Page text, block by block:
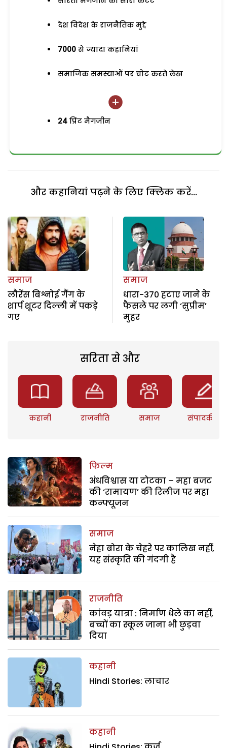
देश विदेश के राजनैतिक मुद्दे
7000 से ज्यादा कहानियां
समाजिक समस्याओं पर चोट करते लेख
24 प्रिंट मैगजीन
और कहानियां पढ़ने के लिए क्लिक करें...
समाज
लौरेंस बिश्नोई गैंग के
शार्प शूटर दिल्ली में पकड़े
गए
समाज
धारा-370 हटाए जाने के
फैसले पर लगी ‘सुप्रीम’
मुहर
सरिता से और
कहानी राजनीति समाज संपादकीय
फिल्म
अंधविश्वास या टोटका – महा बजट
की ‘रामायण’ की रिलीज पर महा
कन्फ्यूजन
समाज
नेहा बोरा के चेहरे पर कालिख नहीं,
यह संस्कृति की गंदगी है
राजनीति
कांवड़ यात्रा : निर्माण धेले का नहीं,
बच्चों का स्कूल जाना भी छुड़वा
दिया
कहानी
Hindi Stories: लाचार
कहानी